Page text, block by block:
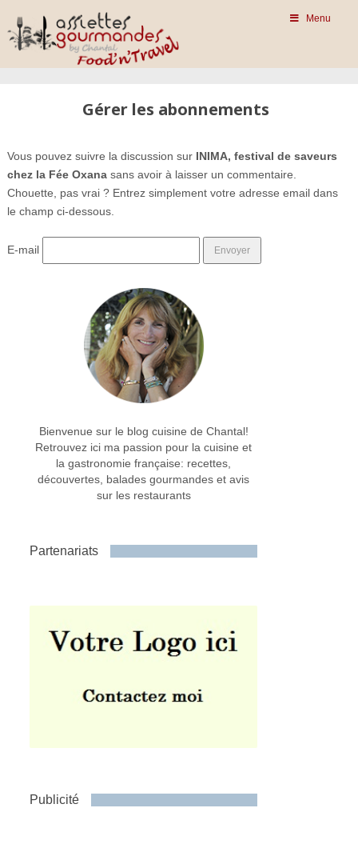
Menu
Gérer les abonnements
Vous pouvez suivre la discussion sur INIMA, festival de saveurs
chez la Fée Oxanasans avoir à laisser un commentaire.
Chouette, pas vrai ? Entrez simplement votre adresse email dans
le champ ci-dessous.
E-mail
Bienvenue sur le blog cuisine de Chantal!
Retrouvez ici ma passion pour la cuisine et
la gastronomie française: recettes,
découvertes, balades gourmandes et avis
sur les restaurants
Partenariats
Publicité